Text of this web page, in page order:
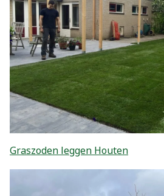
Graszoden leggen Houten